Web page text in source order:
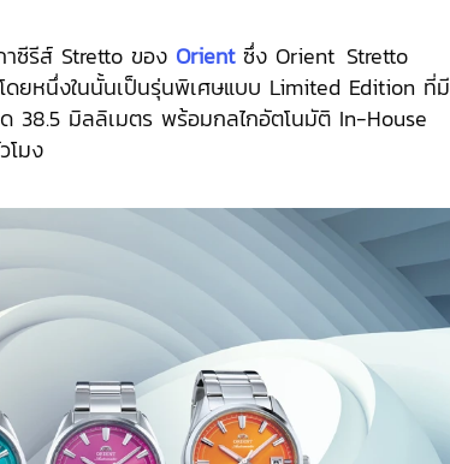
ซีรีส์ Stretto ของ Orientซึ่ง Orient Stretto
ยหนึ่งในนั้นเป็นรุ่นพิเศษแบบ Limited Edition ที่มี
38.5 มิลลิเมตร พร้อมกลไกอัตโนมัติ In-House
โมง